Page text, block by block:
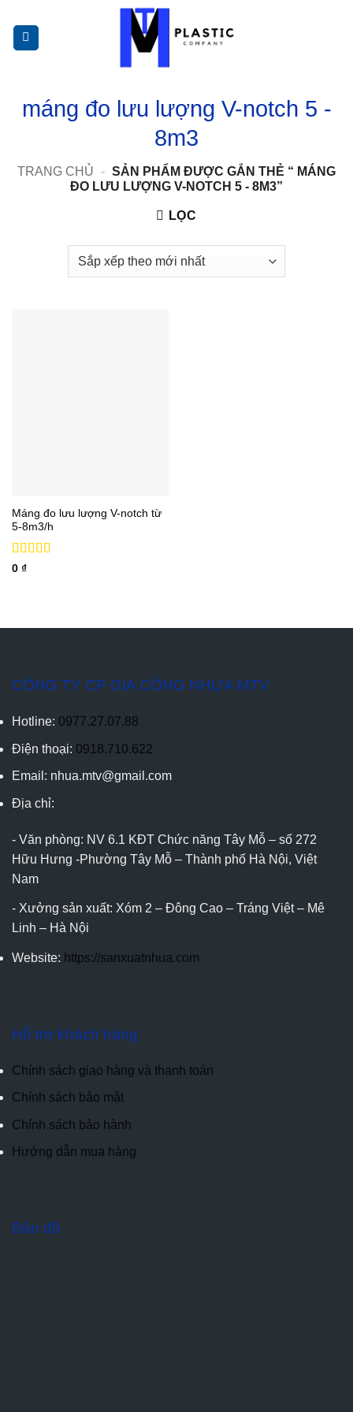
qua
nội
máng đo lưu lượng V-notch 5 -
8m3
TRANG CHỦ - SẢN PHẨM ĐƯỢC GẮN THẺ “ MÁNG
ĐO LƯU LƯỢNG V-NOTCH 5 - 8M3”
LỌC
Máng đo lưu lượng V-notch từ
5-8m3/h
Được xếp
0 ₫
CÔNG TY CP GIA CÔNG NHỰA MTV
Hotline: 0977.27.07.88
Điện thoại: 0918.710.622
Email: nhua.mtv@gmail.com
Địa chỉ:
- Văn phòng: NV 6.1 KĐT Chức năng Tây Mỗ – số 272
Hữu Hưng -Phường Tây Mỗ – Thành phố Hà Nội, Việt
Nam
- Xưởng sản xuất: Xóm 2 – Đông Cao – Tráng Việt – Mê
Linh – Hà Nội
Website: https://sanxuatnhua.com
Hỗ trợ khách hàng
Chính sách giao hàng và thanh toán
Chính sách bảo mật
Chính sách bảo hành
Hướng dẫn mua hàng
Bản đồ